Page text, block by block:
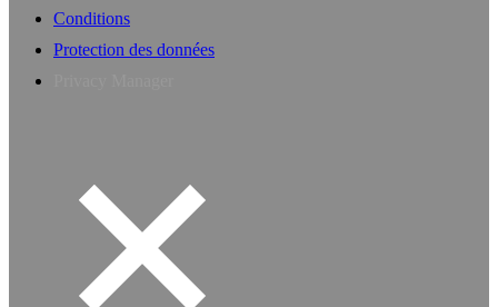
Conditions
Protection des données